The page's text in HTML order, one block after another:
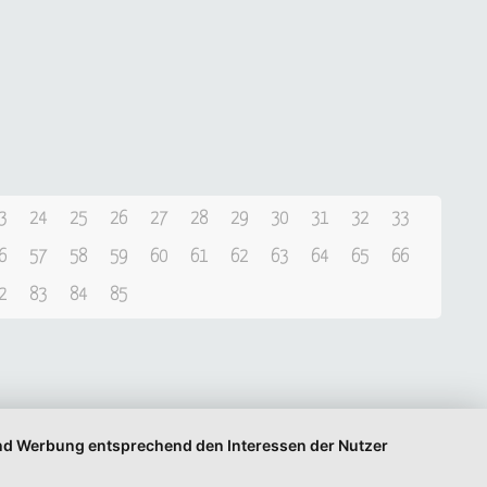
24 25 26 27 28 29 30 31 32 33
57 58 59 60 61 62 63 64 65 66
83 84 85
Werbung entsprechend den Interessen der Nutzer